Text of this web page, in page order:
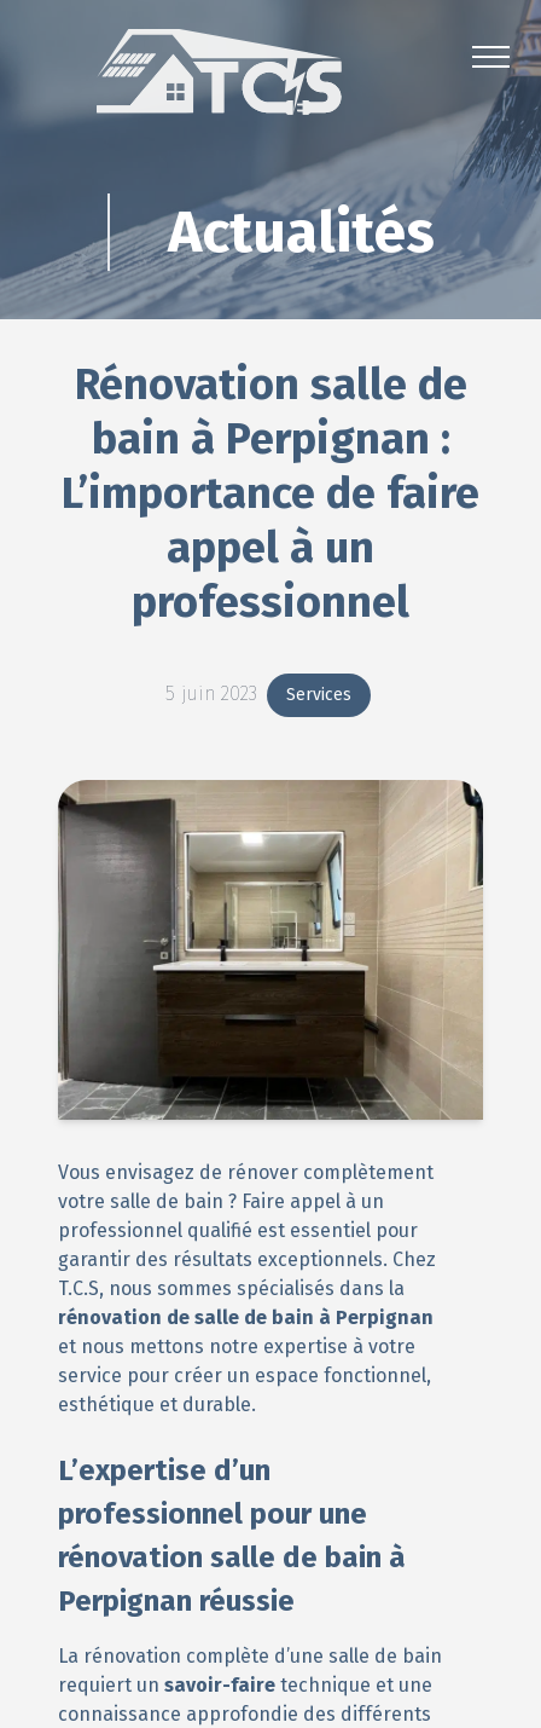
Actualités
Rénovation salle de
bain à Perpignan :
L’importance de faire
appel à un
professionnel
5 juin 2023 Services
Vous envisagez de rénover complètement
votre salle de bain ? Faire appel à un
professionnel qualifié est essentiel pour
garantir des résultats exceptionnels. Chez
T.C.S, nous sommes spécialisés dans la
rénovation de salle de bain à Perpignan
et nous mettons notre expertise à votre
service pour créer un espace fonctionnel,
esthétique et durable.
L’expertise d’un
professionnel pour une
rénovation salle de bain à
Perpignan réussie
La rénovation complète d’une salle de bain
requiert un savoir-faire technique et une
connaissance approfondie des différents